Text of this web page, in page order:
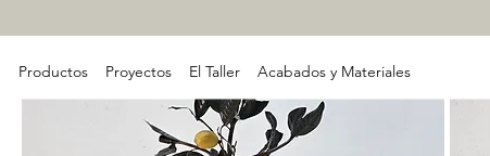
Productos Proyectos El Taller Acabados y Materiales